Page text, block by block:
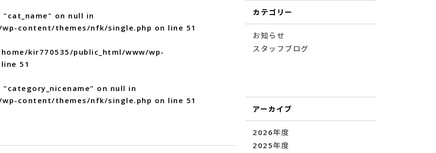
on null in
content/themes/nfk/single.php on line 51
kir770535/public_html/www/wp-
51
on null in
content/themes/nfk/single.php on line 51
カテゴリー
お知らせ
スタッフブログ
アーカイブ
2026年度
2025年度